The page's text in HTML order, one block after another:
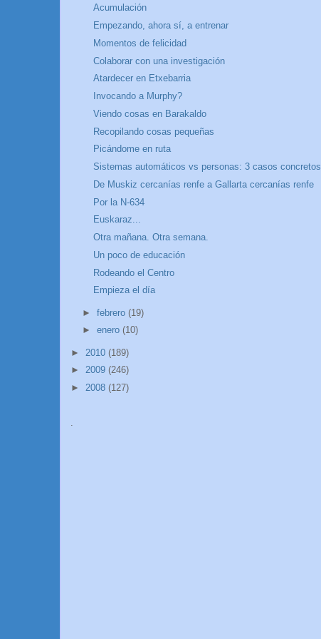
Acumulación
Empezando, ahora sí, a entrenar
Momentos de felicidad
Colaborar con una investigación
Atardecer en Etxebarria
Invocando a Murphy?
Viendo cosas en Barakaldo
Recopilando cosas pequeñas
Picándome en ruta
Sistemas automáticos vs personas: 3 casos concretos
De Muskiz cercanías renfe a Gallarta cercanías renfe
Por la N-634
Euskaraz...
Otra mañana. Otra semana.
Un poco de educación
Rodeando el Centro
Empieza el día
► febrero (19)
► enero (10)
► 2010 (189)
► 2009 (246)
► 2008 (127)
.